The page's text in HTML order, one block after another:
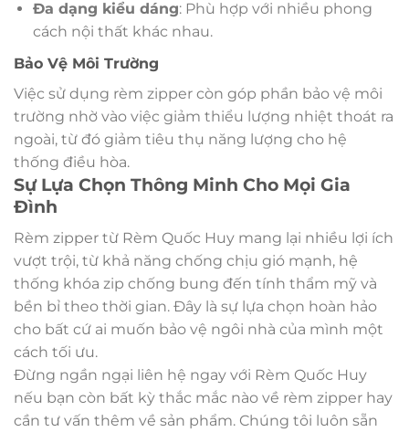
Đa dạng kiểu dáng: Phù hợp với nhiều phong
cách nội thất khác nhau.
Bảo Vệ Môi Trường
Việc sử dụng rèm zipper còn góp phần bảo vệ môi
trường nhờ vào việc giảm thiểu lượng nhiệt thoát ra
ngoài, từ đó giảm tiêu thụ năng lượng cho hệ
thống điều hòa.
Sự Lựa Chọn Thông Minh Cho Mọi Gia
Đình
Rèm zipper từ Rèm Quốc Huy mang lại nhiều lợi ích
vượt trội, từ khả năng chống chịu gió mạnh, hệ
thống khóa zip chống bung đến tính thẩm mỹ và
bền bỉ theo thời gian. Đây là sự lựa chọn hoàn hảo
cho bất cứ ai muốn bảo vệ ngôi nhà của mình một
cách tối ưu.
Đừng ngần ngại liên hệ ngay với Rèm Quốc Huy
nếu bạn còn bất kỳ thắc mắc nào về rèm zipper hay
cần tư vấn thêm về sản phẩm. Chúng tôi luôn sẵn